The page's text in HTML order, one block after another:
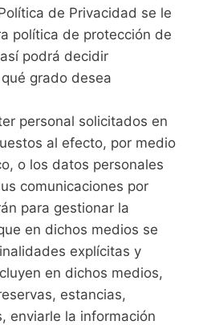
de Privacidad se le
política de protección de
podrá decidir
grado desea
personal solicitados en
al efecto, por medio
o los datos personales
comunicaciones por
para gestionar la
en dichos medios se
explícitas y
en dichos medios,
estancias,
enviarle la información